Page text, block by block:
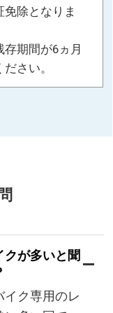
除となりま
期間が6ヵ月
さい。
クが多いと聞
ク専用のレ